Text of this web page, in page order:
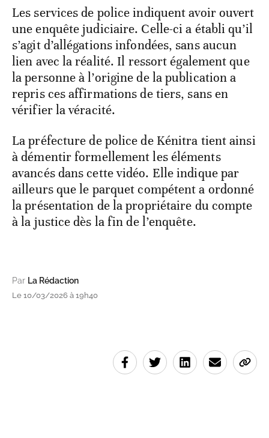
Les services de police indiquent avoir ouvert
une enquête judiciaire. Celle-ci a établi qu’il
s’agit d’allégations infondées, sans aucun
lien avec la réalité. Il ressort également que
la personne à l’origine de la publication a
repris ces affirmations de tiers, sans en
vérifier la véracité.
La préfecture de police de Kénitra tient ainsi
à démentir formellement les éléments
avancés dans cette vidéo. Elle indique par
ailleurs que le parquet compétent a ordonné
la présentation de la propriétaire du compte
à la justice dès la fin de l’enquête.
Par La Rédaction
Le 10/03/2026 à 19h40